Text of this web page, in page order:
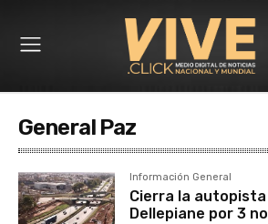
General Paz
Información General
Cierra la
Dellepiane por 3